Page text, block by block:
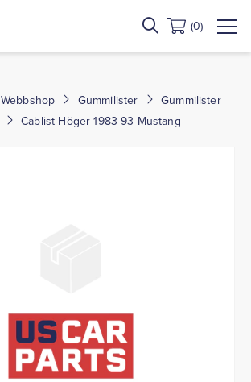
(0)
Webbshop Gummilister
Gummilister
Cablist Höger 1983-93 Mustang